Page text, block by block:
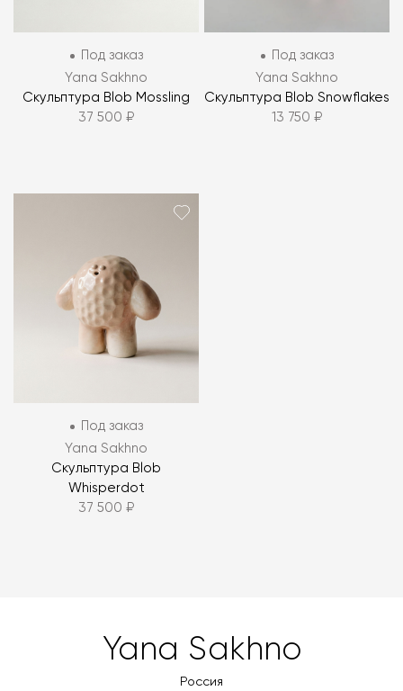
Под заказ
Yana Sakhno
Скульптура Blob Mossling
37 500 ₽
Под заказ
Yana Sakhno
Скульптура Blob Snowflakes
13 750 ₽
Под заказ
Yana Sakhno
Скульптура Blob
Whisperdot
37 500 ₽
Yana Sakhno
Россия